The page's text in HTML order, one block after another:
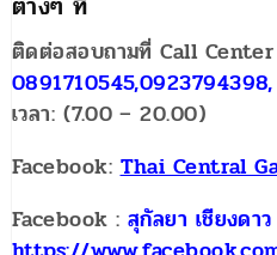
ติดต่อสอบถามที่ Call Center
0891710545,0923794398,
เวลา: (7.00 – 20.00)
Facebook:Thai Central
Facebook : สุกัลยา เชียงดา